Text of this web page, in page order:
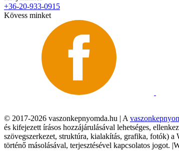
+36-20-933-0915
Kövess minket
© 2017-2026 vaszonkepnyomda.hu | A
és kifejezett írásos hozzájárulásával lehetséges,
szövegszerkezet, struktúra, kialakítás, grafika, fotók)
történő másolásával, terjesztésével kapcsolatos